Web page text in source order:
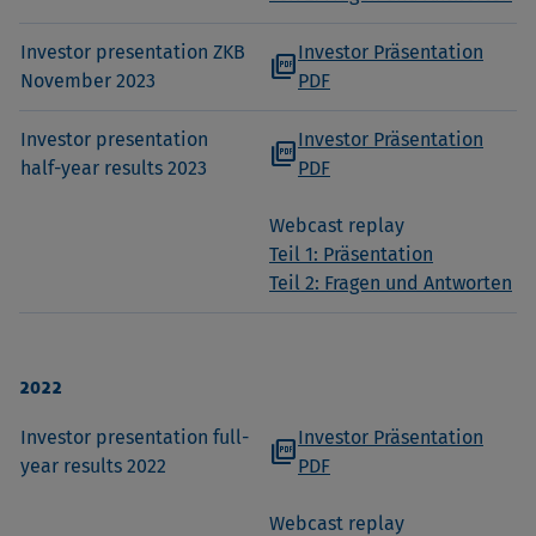
Investor presentation ZKB
November 2023
picture_as_pdfInvestor Präsentation
PDF
Investor presentation
half-year results 2023
picture_as_pdfInvestor Präsentation
PDF
Webcast replay
Teil 1: Präsentation
Teil 2: Fragen und Antworten
2022
Investor presentation full-
year results 2022
picture_as_pdfInvestor Präsentation
PDF
Webcast replay